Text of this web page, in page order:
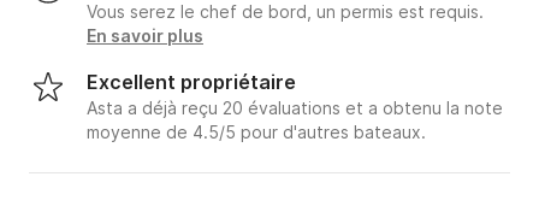
Vous serez le chef de bord, un permis est requis.
En savoir plus
Excellent propriétaire
Asta a déjà reçu 20 évaluations et a obtenu la note
moyenne de 4.5/5 pour d'autres bateaux.